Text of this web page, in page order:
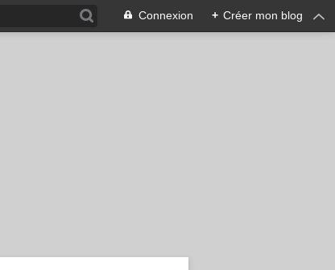
Connexion + Créer mon blog